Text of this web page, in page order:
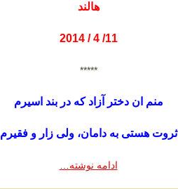
هالند
11/ 4 / 2014
*****
منم ان دختر آزاد که در بند اسیرم
ثروت هستی به دامان، ولی زار و فقیرم
ادامه نوشته…